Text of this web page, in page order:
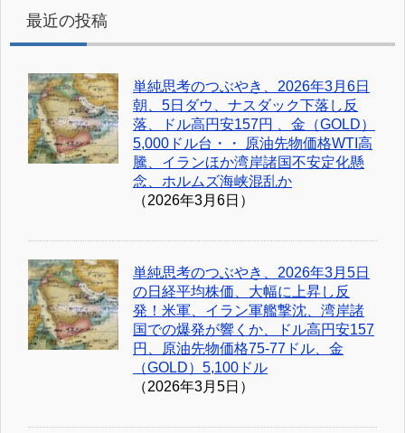
最近の投稿
単純思考のつぶやき、2026年3月6日
朝、5日ダウ、ナスダック下落し反
落、ドル高円安157円 、金（GOLD）
5,000ドル台・・ 原油先物価格WTI高
騰、イランほか湾岸諸国不安定化懸
念、ホルムズ海峡混乱か
（2026年3月6日）
単純思考のつぶやき、2026年3月5日
の日経平均株価、大幅に上昇し反
発！米軍、イラン軍艦撃沈、湾岸諸
国での爆発が響くか、ドル高円安157
円、原油先物価格75-77ドル、金
（GOLD）5,100ドル
（2026年3月5日）